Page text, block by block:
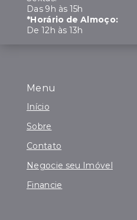
Menu
Início
Sobre
Contato
Negocie seu Imóvel
Financie
Das 9h às 15h
*Horário de Almoço:
De 12h às 13h